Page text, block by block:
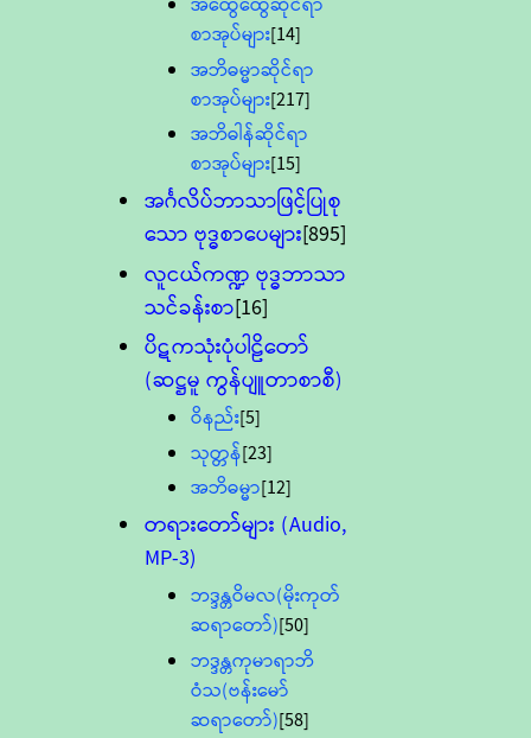
စာအုပ်များ[14]
အဘိဓမ္မာဆိုင်ရာ
စာအုပ်များ[217]
အဘိဓါန်ဆိုင်ရာ
စာအုပ်များ[15]
အင်္ဂလိပ်ဘာသာဖြင့်ပြုစု
သော ဗုဒ္ဓစာပေများ[895]
လူငယ်ကဏ္ဍ ဗုဒ္ဓဘာသာ
သင်ခန်းစာ[16]
ပိဋကသုံးပုံပါဠိတော်
(ဆဋ္ဌမူ ကွန်ပျူတာစာစီ)
ဝိနည်း[5]
သုတ္တန်[23]
အဘိဓမ္မာ[12]
တရားတော်များ (Audio,
MP-3)
ဘဒ္ဒန္တဝိမလ(မိုးကုတ်
ဆရာတော်)[50]
ဘဒ္ဒန္တကုမာရာဘိ
ဝံသ(ဗန်းမော်
ဆရာတော်)[58]